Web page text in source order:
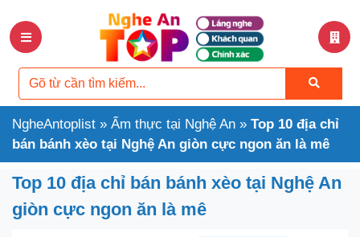
NgheAntoplist » Ẩm thực tại Nghệ An » Top 10 địa chỉ
bán bánh xèo tại Nghệ An giòn cực ngon ăn là mê
Top 10 địa chỉ bán bánh xèo tại Nghệ An
giòn cực ngon ăn là mê